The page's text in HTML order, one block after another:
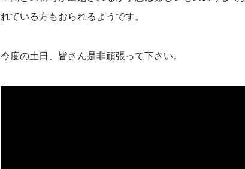
れている方もおられるようです。
今度の土日、皆さん是非頑張って下さい。